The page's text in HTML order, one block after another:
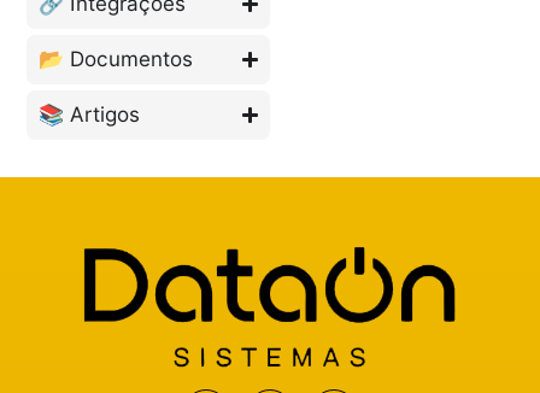
📂 Documentos
📚 Artigos